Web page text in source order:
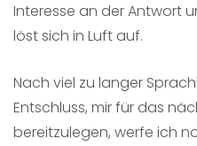
Interesse an der Antwort
löst sich in Luft auf.
Nach viel zu langer
Entschluss, mir für das
bereitzulegen, werfe ich